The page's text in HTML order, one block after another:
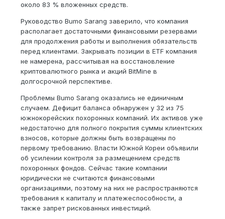
около 83 % вложенных средств.
Руководство Bumo Sarang заверило, что компания
располагает достаточными финансовыми резервами
для продолжения работы и выполнения обязательств
перед клиентами. Закрывать позиции в ETF компания
не намерена, рассчитывая на восстановление
криптовалютного рынка и акций BitMine в
долгосрочной перспективе.
Проблемы Bumo Sarang оказались не единичным
случаем. Дефицит баланса обнаружен у 32 из 75
южнокорейских похоронных компаний. Их активов уже
недостаточно для полного покрытия суммы клиентских
взносов, которые должны быть возвращены по
первому требованию. Власти Южной Кореи объявили
об усилении контроля за размещением средств
похоронных фондов. Сейчас такие компании
юридически не считаются финансовыми
организациями, поэтому на них не распространяются
требования к капиталу и платежеспособности, а
также запрет рискованных инвестиций.